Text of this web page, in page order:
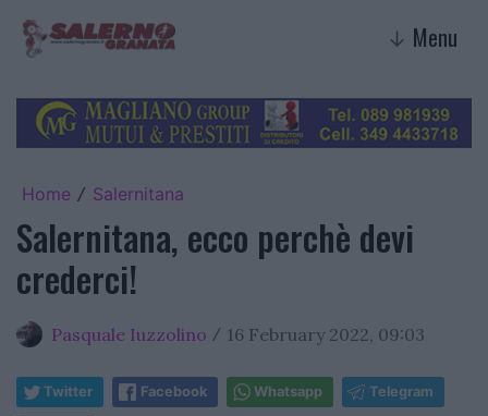
↓ Menu
Home / Salernitana
Salernitana, ecco perchè devi
crederci!
Pasquale Iuzzolino / 16 February 2022, 09:03
Twitter Facebook Whatsapp Telegram